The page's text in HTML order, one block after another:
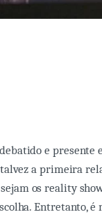
e presente
a primeira
os reality
Entretanto, é